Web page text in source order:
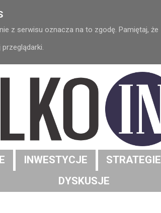
z serwisu oznacza na to zgodę. Pamiętaj, że
INWESTYCJE STRATEGIE
DYSKUSJE